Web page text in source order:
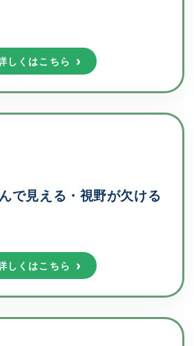
しくはこちら
で見える・視野が欠ける
しくはこちら